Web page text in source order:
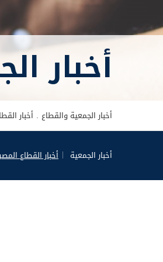
أخبار
أخبار الجمعية والقطاع أخبار
أخبار الجمعية أخبار القطاع